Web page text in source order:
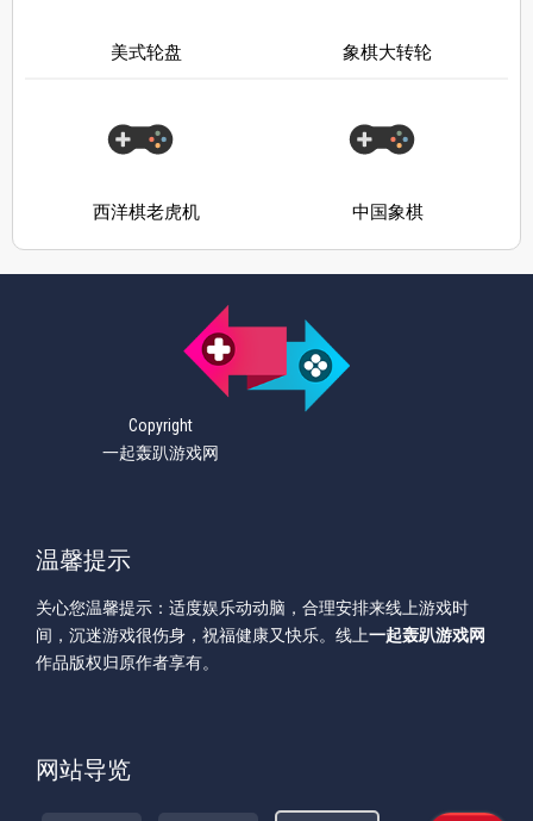
美式轮盘 象棋大转轮
西洋棋老虎机 中国象棋
Copyright
一起轰趴游戏网
温馨提示
关心您温馨提示：适度娱乐动动脑，合理安排来线上游戏时
间，沉迷游戏很伤身，祝福健康又快乐。线上一起轰趴游戏网
作品版权归原作者享有。
网站导览